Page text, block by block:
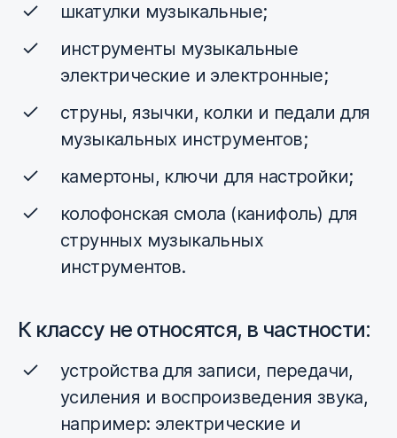
шкатулки музыкальные;
инструменты музыкальные
электрические и электронные;
струны, язычки, колки и педали для
музыкальных инструментов;
камертоны, ключи для настройки;
колофонская смола (канифоль) для
струнных музыкальных
инструментов.
К классу не относятся, в частности:
устройства для записи, передачи,
усиления и воспроизведения звука,
например: электрические и